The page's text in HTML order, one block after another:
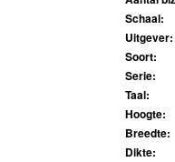
Schaal:
Uitgever:
Soort:
Serie:
Taal:
Hoogte:
Breedte:
Dikte: